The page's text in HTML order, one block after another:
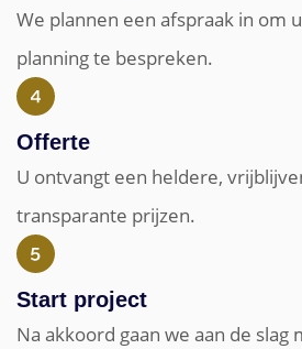
We plannen een afspraak in om
planning te bespreken.
Offerte
U ontvangt een heldere,
transparante prijzen.
Start project
Na akkoord gaan we aan de slag